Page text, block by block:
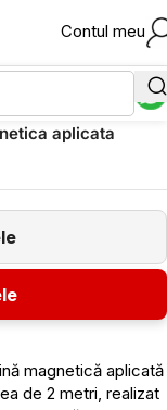
Contul meu
aplicata